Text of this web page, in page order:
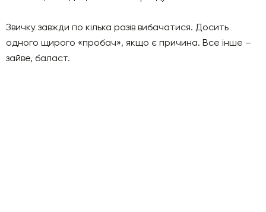
Звичку завжди по кілька разів вибачатися. Досить
одного щирого «пробач», якщо є причина. Все інше –
зайве, баласт.